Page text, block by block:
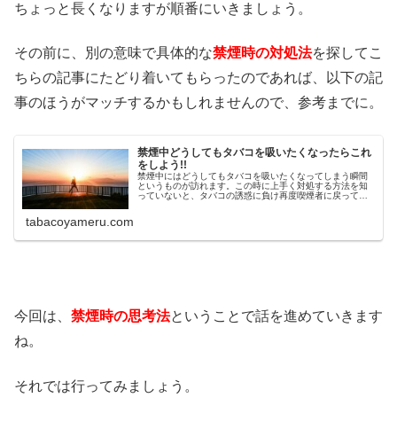
ちょっと長くなりますが順番にいきましょう。
その前に、別の意味で具体的な禁煙時の対処法を探してこ
ちらの記事にたどり着いてもらったのであれば、以下の記
事のほうがマッチするかもしれませんので、参考までに。
禁煙中どうしてもタバコを吸いたくなったらこれ
をしよう!!
禁煙中にはどうしてもタバコを吸いたくなってしまう瞬間
というものが訪れます。この時に上手く対処する方法を知
っていないと、タバコの誘惑に負け再度喫煙者に戻ってし
tabacoyameru.com
今回は、 禁煙時の思考法ということで話を進めていきます
ね。
それでは行ってみましょう。